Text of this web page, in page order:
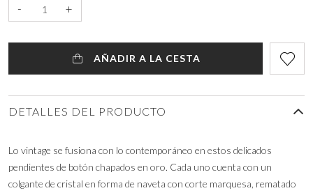
- +
AÑADIR A LA CESTA
DETALLES DEL PRODUCTO
Lo vintage se fusiona con lo contemporáneo en estos delicados
pendientes de botón chapados en oro. Cada uno cuenta con un
colgante de cristal en forma de naveta con corte marquesa, rematado